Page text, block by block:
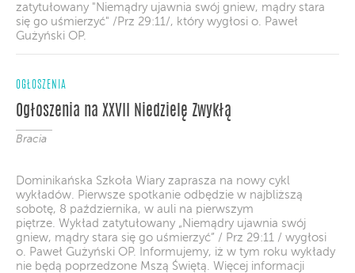
zatytułowany "Niemądry ujawnia swój gniew, mądry stara
się go uśmierzyć" /Prz 29:11/, który wygłosi o. Paweł
Gużyński OP.
OGŁOSZENIA
Ogłoszenia na XXVII Niedzielę Zwykłą
Bracia
Dominikańska Szkoła Wiary zaprasza na nowy cykl
wykładów. Pierwsze spotkanie odbędzie w najbliższą
sobotę, 8 października, w auli na pierwszym
piętrze. Wykład zatytułowany „Niemądry ujawnia swój
gniew, mądry stara się go uśmierzyć” / Prz 29:11 / wygłosi
o. Paweł Gużyński OP. Informujemy, iż w tym roku wykłady
nie będą poprzedzone Mszą Świętą. Więcej informacji